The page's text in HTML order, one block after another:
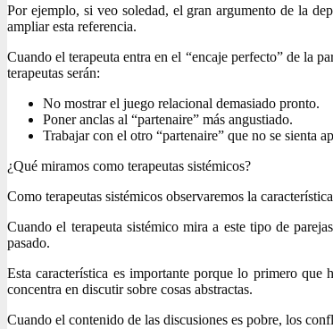
Por ejemplo, si veo soledad, el gran argumento de la
ampliar esta referencia.
Cuando el terapeuta entra en el “encaje perfecto” de la
terapeutas serán:
No mostrar el juego relacional demasiado pronto.
Poner anclas al “partenaire” más angustiado.
Trabajar con el otro “partenaire” que no se sienta
¿Qué miramos como terapeutas sistémicos?
Como terapeutas sistémicos observaremos la
Cuando el terapeuta sistémico mira a este tipo de
pasado.
Esta característica es importante porque lo primero
concentra en discutir sobre cosas abstractas.
Cuando el contenido de las discusiones es pobre, los